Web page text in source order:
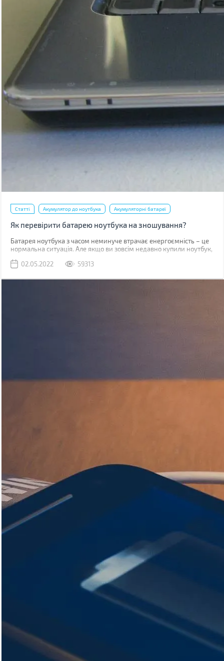
Статті Акумулятор до ноутбука Акумуляторні батареї
Як перевірити батарею ноутбука на зношування?
​​​​​Батарея ноутбука з часом неминуче втрачає енергоємність – це
нормальна ситуація. Але якщо ви зовсім недавно купили ноутбук,
гарантійний термін батареї (зазвичай від 1 до 3 років залежно від
зносилася (більше 20%), то виробник здійснює безкоштовну
02.05.2022 59313